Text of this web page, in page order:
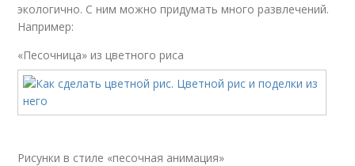
экологично. С ним можно придумать много развлечений.
Например:
«Песочница» из цветного риса
Рисунки в стиле «песочная анимация»